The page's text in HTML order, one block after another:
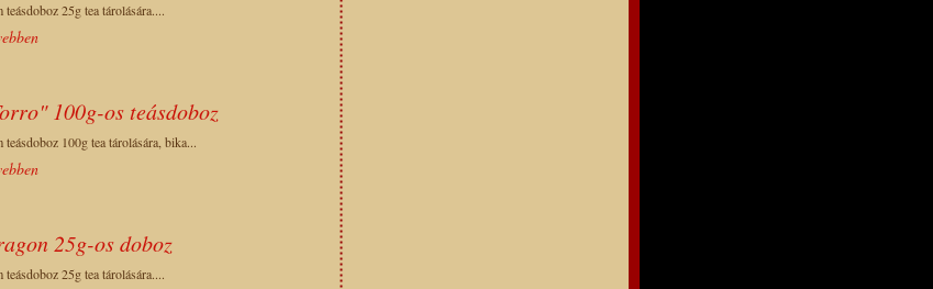
teásdoboz 25g tea tárolására....
100g-os teásdoboz
teásdoboz 100g tea tárolására, bika...
25g-os doboz
teásdoboz 25g tea tárolására....